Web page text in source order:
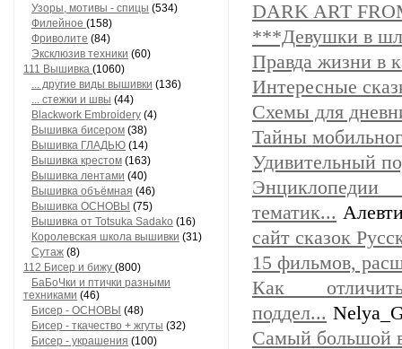
Узоры, мотивы - спицы (534)
Филейное (158)
Фриволите (84)
Эксклюзив техники (60)
111 Вышивка (1060)
... другие виды вышивки (136)
... стежки и швы (44)
Blackwork Embroidery (4)
Вышивка бисером (38)
Вышивка ГЛАДЬЮ (14)
Вышивка крестом (163)
Вышивка лентами (40)
Вышивка объёмная (46)
Вышивка ОСНОВЫ (75)
Вышивка от Totsuka Sadako (16)
Королевская школа вышивки (31)
Сутаж (8)
112 Бисер и бижу (800)
БаБоЧки и птички разными
техниками (46)
Бисер - ОСНОВЫ (48)
Бисер - ткачество + жгуты (32)
Бисер - украшения (100)
DARK ART
***Девушки в
Правда жизни в
Интересные
Схемы для
Тайны
Удивительный
тематик...
сайт сказок
15 фильмов,
Как
поддел...
Самый большой